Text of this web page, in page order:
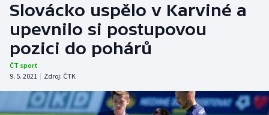
Hokej
Tenis
Atletika
Cyklistika
Slovácko uspělo v Karviné a
upevnilo si postupovou
pozici do pohárů
ČT sport
9. 5. 2021 | Zdroj: ČTK